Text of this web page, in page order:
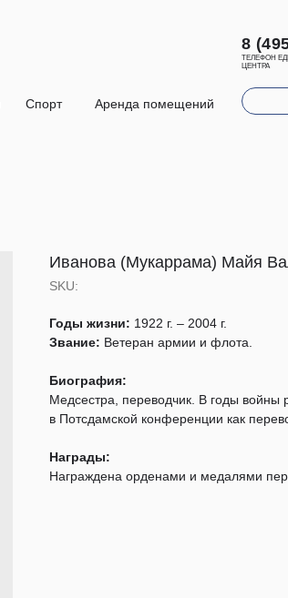
8
ТЕЛЕФОН
ЦЕНТРА
Спорт Аренда помещений
Иванова (Мукаррама) Майя
SKU:
Годы жизни: 1922 г. – 2004 г.
Звание: Ветеран армии и флота.
Биография:
Медсестра, переводчик. В годы войны
в Потсдамской конференции как
Награды:
Награждена орденами и медалями